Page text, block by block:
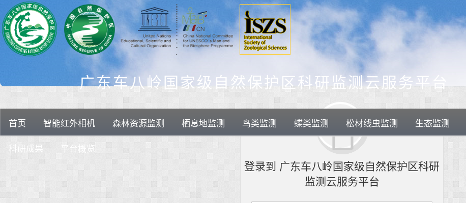
广东车八岭国家级自然保护区科研监测云服务平台
首页 智能红外相机 森林资源监测 栖息地监测 鸟类监测 蝶类监测 松材线虫监测 生态监测
科研成果
平台概览
登录到 广东车八岭国家级自然保护区科研
监测云服务平台